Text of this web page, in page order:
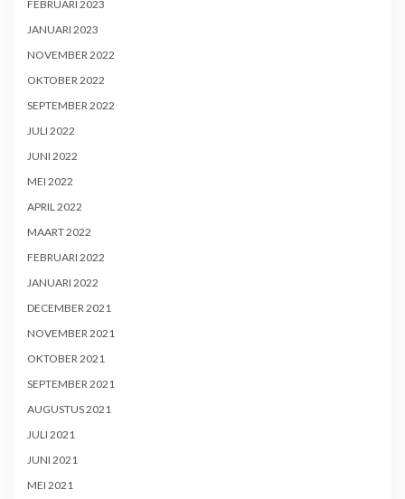
FEBRUARI 2023
JANUARI 2023
NOVEMBER 2022
OKTOBER 2022
SEPTEMBER 2022
JULI 2022
JUNI 2022
MEI 2022
APRIL 2022
MAART 2022
FEBRUARI 2022
JANUARI 2022
DECEMBER 2021
NOVEMBER 2021
OKTOBER 2021
SEPTEMBER 2021
AUGUSTUS 2021
JULI 2021
JUNI 2021
MEI 2021